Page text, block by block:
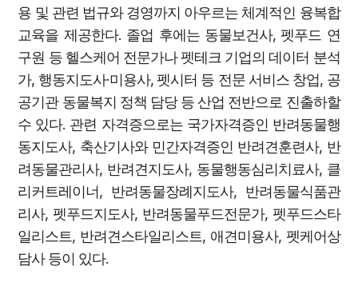
용 및 관련 법규와 경영까지 아우르는 체계적인 융복합
교육을 제공한다. 졸업 후에는 동물보건사, 펫푸드 연
구원 등 헬스케어 전문가나 펫테크 기업의 데이터 분석
가, 행동지도사·미용사, 펫시터 등 전문 서비스 창업, 공
공기관 동물복지 정책 담당 등 산업 전반으로 진출하할
수 있다. 관련 자격증으로는 국가자격증인 반려동물행
동지도사, 축산기사와 민간자격증인 반려견훈련사, 반
려동물관리사, 반려견지도사, 동물행동심리치료사, 클
리커트레이너, 반려동물장례지도사, 반려동물식품관
리사, 펫푸드지도사, 반려동물푸드전문가, 펫푸드스타
일리스트, 반려견스타일리스트, 애견미용사, 펫케어상
담사 등이 있다.